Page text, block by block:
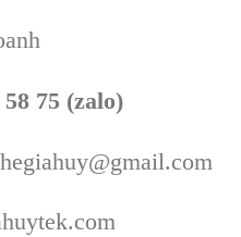
75 (zalo)